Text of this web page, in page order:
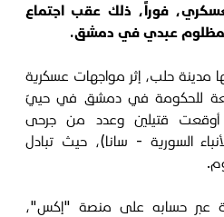
فوراً، ذلك عقب اجتماع
مظلوم عبدي في دمشق.
مدينة حلب، إثر مواجهات عسكرية
للحكومة في دمشق في حييّ
أوقعت قتيلين وعدد من جرحى
السورية - سانا)، حيث تبادل
عبر حسابه على منصة "إكس"،